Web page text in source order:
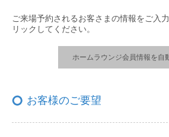
ご来場予約されるお客さまの情報をご入力
リックしてください。
ホームラウンジ会員情報を自
お客様のご要望